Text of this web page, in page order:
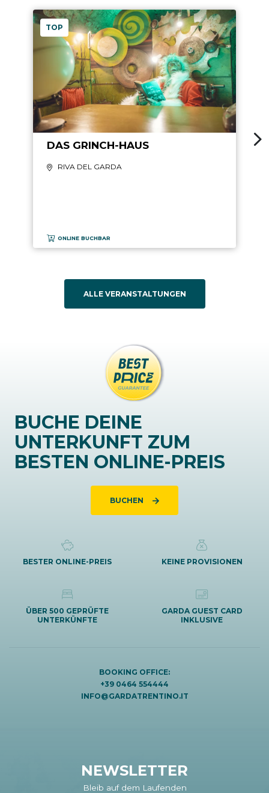
TOP
DAS GRINCH-HAUS
RIVA DEL GARDA
ONLINE BUCHBAR
ALLE VERANSTALTUNGEN
BUCHE DEINE
UNTERKUNFT ZUM
BESTEN ONLINE-PREIS
BUCHEN
BESTER ONLINE-PREIS KEINE PROVISIONEN
ÜBER 500 GEPRÜFTE
UNTERKÜNFTE
GARDA GUEST CARD
INKLUSIVE
BOOKING OFFICE:
+39 0464 554444
INFO@GARDATRENTINO.IT
NEWSLETTER
Bleib auf dem Laufenden